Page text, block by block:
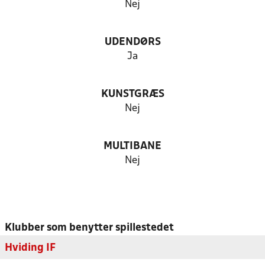
Nej
UDENDØRS
Ja
KUNSTGRÆS
Nej
MULTIBANE
Nej
Klubber som benytter spillestedet
Hviding IF